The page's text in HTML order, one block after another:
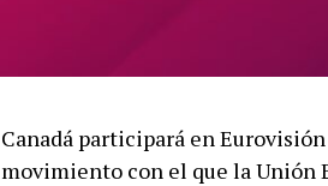
Canadá participará en
movimiento con el que la Unión